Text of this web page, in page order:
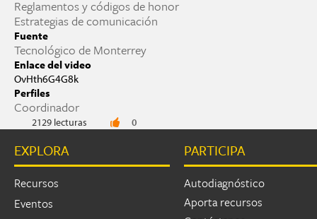
Reglamentos y códigos de honor
Estrategias de comunicación
Fuente
Tecnológico de Monterrey
Enlace del video
OvHth6G4G8k
Perfiles
Coordinador
2129 lecturas 0
EXPLORA
Recursos
Eventos
PARTICIPA
Autodiagnóstico
Aporta recursos